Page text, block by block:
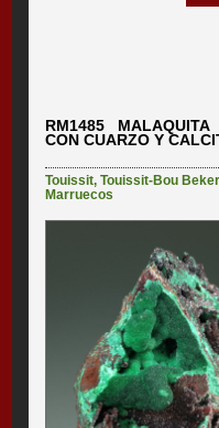
RM1485 MALAQUITA
CON CUARZO Y
Touissit,Touissit-Bou Beker
Marruecos